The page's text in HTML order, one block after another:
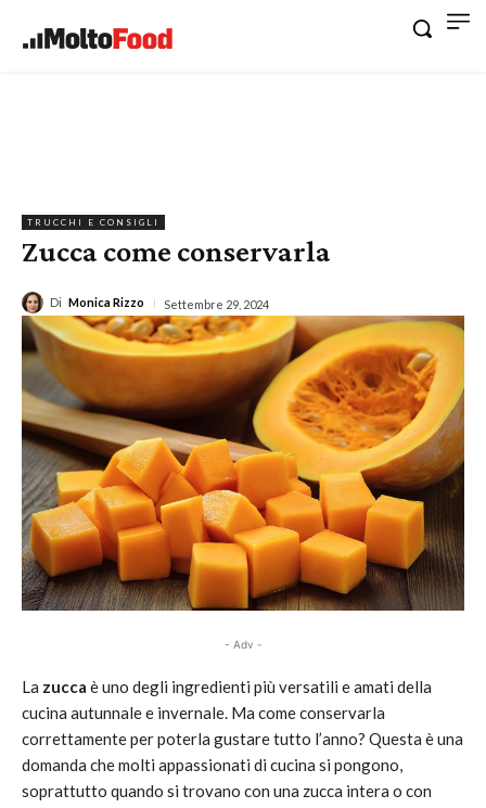
TRUCCHI E CONSIGLI
Zucca come conservarla
Di Monica Rizzo Settembre 29, 2024
- Adv -
La zucca è uno degli ingredienti più versatili e amati della
cucina autunnale e invernale. Ma come conservarla
correttamente per poterla gustare tutto l’anno? Questa è una
domanda che molti appassionati di cucina si pongono,
soprattutto quando si trovano con una zucca intera o con